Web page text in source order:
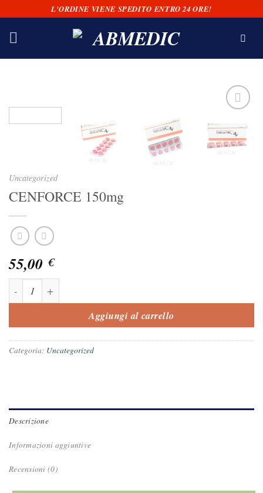
contenuti
L'ORDINE VIENE SPEDITO ENTRO 24 ORE!
Uncategorized
CENFORCE 150mg
55,00 €
CENFORCE 150mg quantità
Aggiungi al carrello
Categoria: Uncategorized
Descrizione
Informazioni aggiuntive
Recensioni (0)